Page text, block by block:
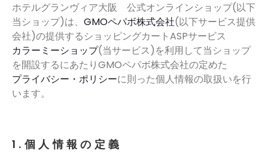
ホテルグランヴィア大阪 公式オンラインショップ(以下
当ショップ)は、 GMOペパボ株式会社(以下サービス提供
会社)の提供するショッピングカートASPサービス
カラーミーショップ(当サービス)を利用して当ショップ
を開設するにあたりGMOペパボ株式会社の定めた
プライバシー・ポリシーに則った個人情報の取扱いを行
います。
1.個人情報の定義